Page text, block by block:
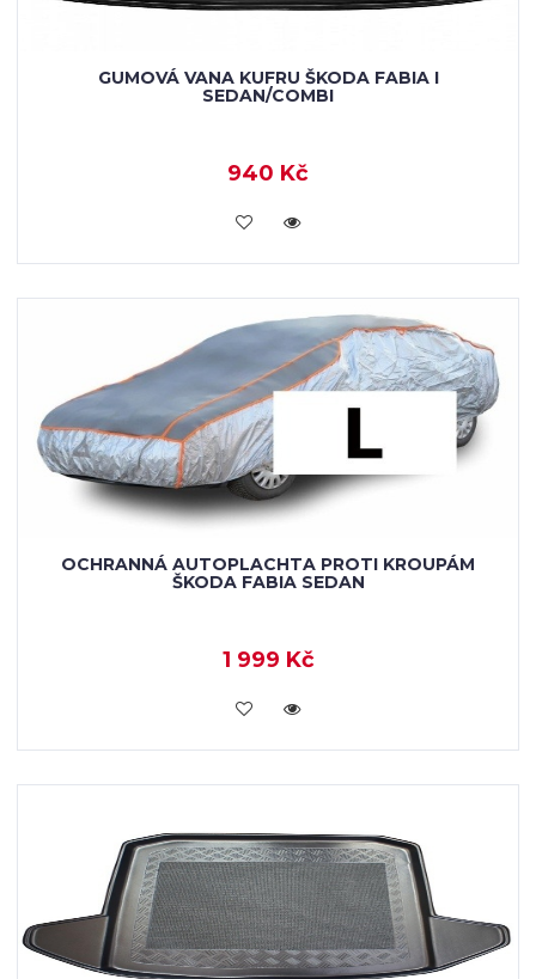
GUMOVÁ VANA KUFRU ŠKODA FABIA I
SEDAN/COMBI
940 Kč
KOUPIT
OCHRANNÁ AUTOPLACHTA PROTI KROUPÁM
ŠKODA FABIA SEDAN
1 999 Kč
KOUPIT